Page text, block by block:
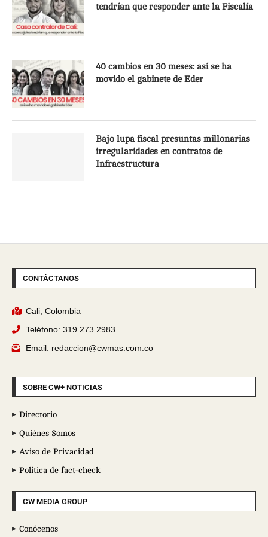
tendrían que responder ante la Fiscalía
40 cambios en 30 meses: así se ha
movido el gabinete de Eder
Bajo lupa fiscal presuntas millonarias
irregularidades en contratos de
Infraestructura
CONTÁCTANOS
Cali, Colombia
Teléfono: 319 273 2983
Email: redaccion@cwmas.com.co
SOBRE CW+ NOTICIAS
Directorio
Quiénes Somos
Aviso de Privacidad
Política de fact-check
CW MEDIA GROUP
Conócenos